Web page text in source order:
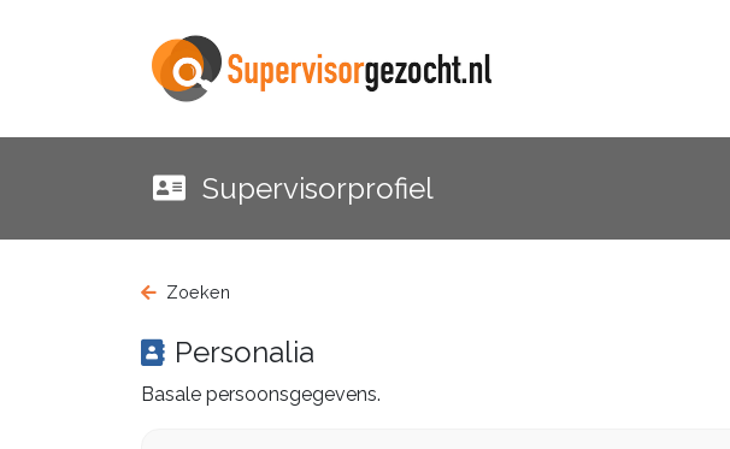
Supervisorprofiel
Zoeken
Personalia
Basale persoonsgegevens.